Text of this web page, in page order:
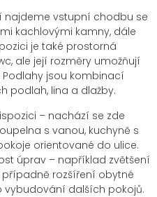
vstupní chodbu se
kachlovými kamny, dále
je také prostorná
ale její rozměry umožňují
jsou kombinací
podlah, lina a dlažby.
– nachází se zde
s vanou, kuchyně s
orientované do ulice.
úprav – například zvětšení
rozšíření obytné
dalších pokojů.